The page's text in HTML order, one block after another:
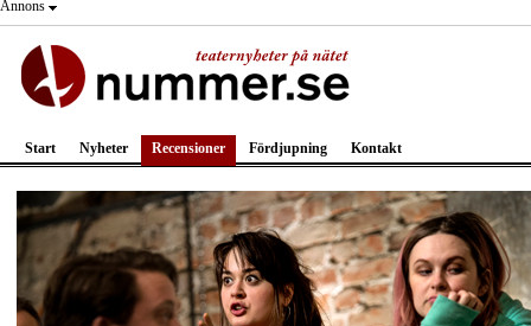
Annons
Start Nyheter Recensioner Fördjupning Kontakt